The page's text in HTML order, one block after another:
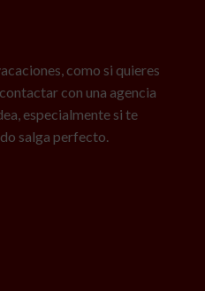
como si quieres
con una agencia
especialmente si te
salga perfecto.